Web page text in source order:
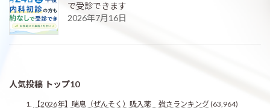
で受診できます
2026年7月16日
人気投稿 トップ10
【2026年】喘息（ぜんそく）吸入薬 強さランキング(63,964)